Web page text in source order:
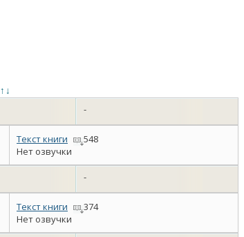
↑ ↓
-
Текст книги
548
Нет озвучки
-
Текст книги
374
Нет озвучки